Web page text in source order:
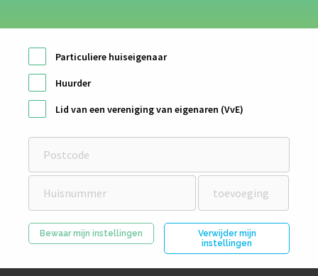
Duits Isolatie
van de Bunt Isolatietechniek
Technisol
RECENT COMMENTS
Particuliere huiseigenaar
Huurder
Lid van een vereniging van eigenaren (VvE)
Bewaar mijn instellingen
Verwijder mijn
instellingen